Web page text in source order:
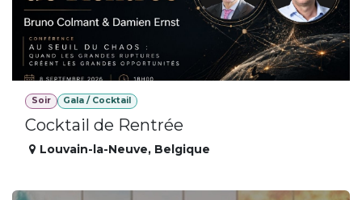
Soir Gala / Cocktail
Cocktail de Rentrée
Louvain-la-Neuve, Belgique